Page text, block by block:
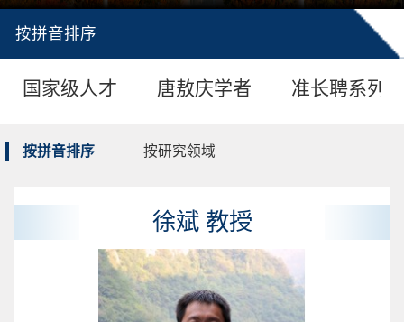
按拼音排序
国家级人才 唐敖庆学者 准长聘系列
按拼音排序 按研究领域
徐斌 教授